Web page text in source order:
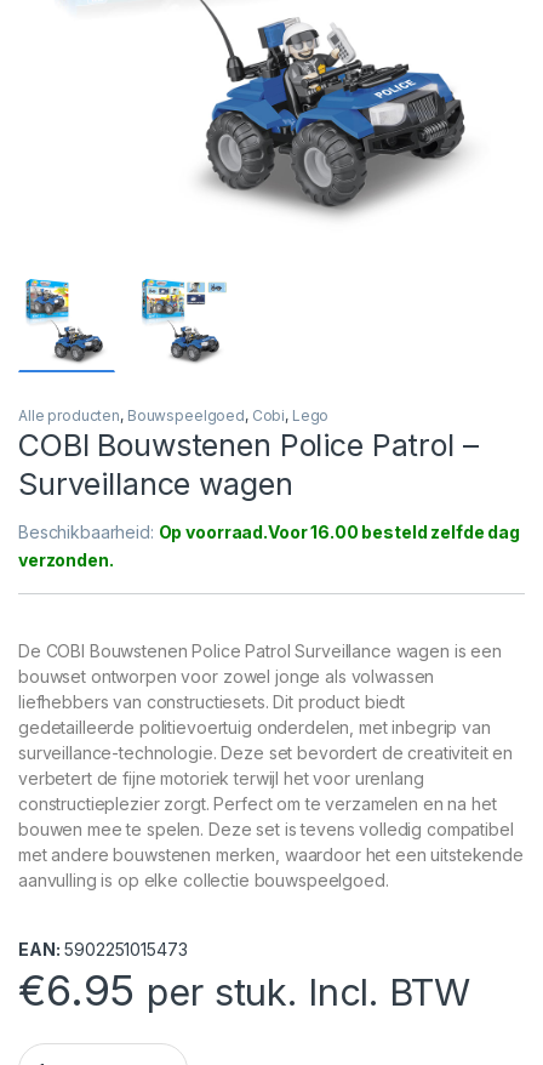
Alle producten, Bouwspeelgoed, Cobi, Lego
COBI Bouwstenen Police Patrol –
Surveillance wagen
Beschikbaarheid: Op voorraad
De COBI Bouwstenen Police Patrol Surveillance wagen is een
bouwset ontworpen voor zowel jonge als volwassen
liefhebbers van constructiesets. Dit product biedt
gedetailleerde politievoertuig onderdelen, met inbegrip van
surveillance-technologie. Deze set bevordert de creativiteit en
verbetert de fijne motoriek terwijl het voor urenlang
constructieplezier zorgt. Perfect om te verzamelen en na het
bouwen mee te spelen. Deze set is tevens volledig compatibel
met andere bouwstenen merken, waardoor het een uitstekende
aanvulling is op elke collectie bouwspeelgoed.
EAN: 5902251015473
€6.95 per stuk. Incl. BTW
COBI Bouwstenen Police Patrol - Surveillance wagen quantity